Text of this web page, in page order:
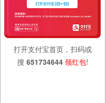
打开支付宝首页，扫码或
搜 651734644 领红包!